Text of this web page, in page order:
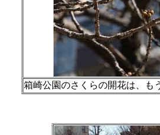
箱崎公園のさくらの開花は、も